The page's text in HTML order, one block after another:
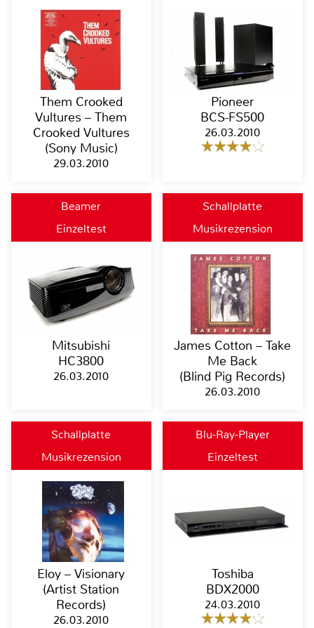
Them Crooked
Vultures – Them
Crooked Vultures
(Sony Music)
29.03.2010
Pioneer
BCS-FS500
26.03.2010
Beamer
Einzeltest
Mitsubishi
HC3800
26.03.2010
Schallplatte
Musikrezension
James Cotton – Take
Me Back
(Blind Pig Records)
26.03.2010
Schallplatte
Musikrezension
Eloy – Visionary
(Artist Station
Records)
26.03.2010
Blu-Ray-Player
Einzeltest
Toshiba
BDX2000
24.03.2010